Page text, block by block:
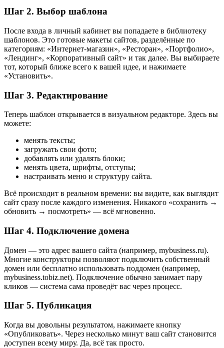
Шаг 2. Выбор шаблона
После входа в личный кабинет вы попадаете в библиотеку
шаблонов. Это готовые макеты сайтов, разделённые по
категориям: «Интернет-магазин», «Ресторан», «Портфолио»,
«Лендинг», «Корпоративный сайт» и так далее. Вы выбираете
тот, который ближе всего к вашей идее, и нажимаете
«Установить».
Шаг 3. Редактирование
Теперь шаблон открывается в визуальном редакторе. Здесь вы
можете:
менять тексты;
загружать свои фото;
добавлять или удалять блоки;
менять цвета, шрифты, отступы;
настраивать меню и структуру сайта.
Всё происходит в реальном времени: вы видите, как выглядит
сайт сразу после каждого изменения. Никакого «сохранить →
обновить → посмотреть» — всё мгновенно.
Шаг 4. Подключение домена
Домен — это адрес вашего сайта (например, mybusiness.ru).
Многие конструкторы позволяют подключить собственный
домен или бесплатно использовать поддомен (например,
mybusiness.tobiz.net). Подключение обычно занимает пару
кликов — система сама проведёт вас через процесс.
Шаг 5. Публикация
Когда вы довольны результатом, нажимаете кнопку
«Опубликовать». Через несколько минут ваш сайт становится
доступен всему миру. Да, всё так просто.